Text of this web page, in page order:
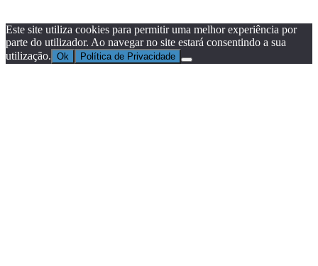
Este site utiliza cookies para permitir uma melhor experiência por
parte do utilizador. Ao navegar no site estará consentindo a sua
utilização. Ok Política de Privacidade